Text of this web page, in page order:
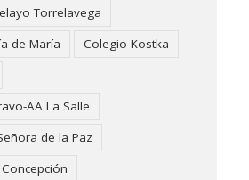
Torrelavega
de María
Colegio Kostka
AA La Salle
de la Paz